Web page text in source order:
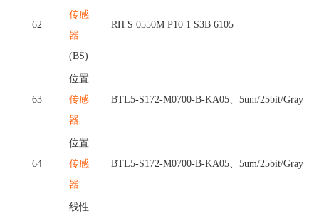
62
传感
器
(BS)
RH S 0550M P10 1 S3B 6105
63
位置
传感
器
BTL5-S172-M0700-B-KA05、5um/25bit/Gray
64
位置
传感
器
BTL5-S172-M0700-B-KA05、5um/25bit/Gray
线性